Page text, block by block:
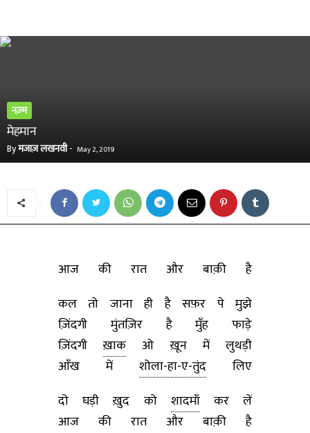
नज़्म
मेहमान
Byमजाज़ लखनवी- May 2, 2019
आज की रात और बाक़ी है
कल तो जाना ही है सफ़र पे मुझे
ज़िंदगी मुंतज़िर है मुँह फाड़े
ज़िंदगीख़ाक ओ ख़ून में लुथड़ी
आँख में शोला-हा-ए-तुंद लिए
दो घड़ी ख़ुद को शादमाँकर लें
आज की रात और बाक़ी है